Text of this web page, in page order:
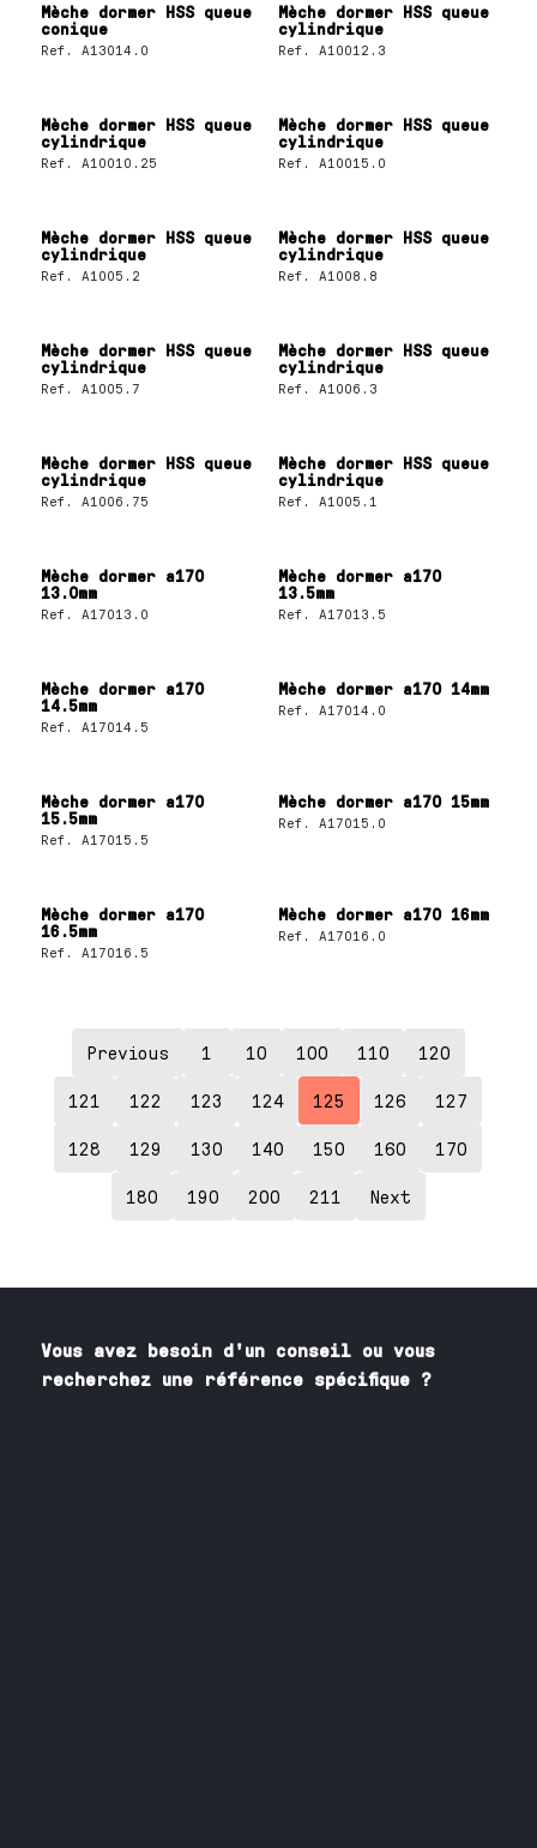
Mèche dormer HSS queue
conique
Ref.A13014.0
Mèche dormer HSS queue
cylindrique
Ref. A10012.3
Mèche dormer HSS queue
cylindrique
Ref.A10010.25
Mèche dormer HSS queue
cylindrique
Ref. A10015.0
Mèche dormer HSS queue
cylindrique
Ref.A1005.2
Mèche dormer HSS queue
cylindrique
Ref. A1008.8
Mèche dormer HSS queue
cylindrique
Ref.A1005.7
Mèche dormer HSS queue
cylindrique
Ref. A1006.3
Mèche dormer HSS queue
cylindrique
Ref.A1006.75
Mèche dormer HSS queue
cylindrique
Ref. A1005.1
Mèche dormer a170
13.0mm
Ref.A17013.0
Mèche dormer a170
13.5mm
Ref. A17013.5
Mèche dormer a170
14.5mm
Ref.A17014.5
Mèche dormer a170 14mm
Ref. A17014.0
Mèche dormer a170
15.5mm
Ref.A17015.5
Mèche dormer a170 15mm
Ref. A17015.0
Mèche dormer a170
16.5mm
Ref.A17016.5
Mèche dormer a170 16mm
Ref. A17016.0
Previous 1 10 100 110 120
121 122 123 124 125 126 127
128 129 130 140 150 160 170
180 190 200 211 Next
Vous avez besoin d'un conseil ou vous
recherchez une référence spécifique ?